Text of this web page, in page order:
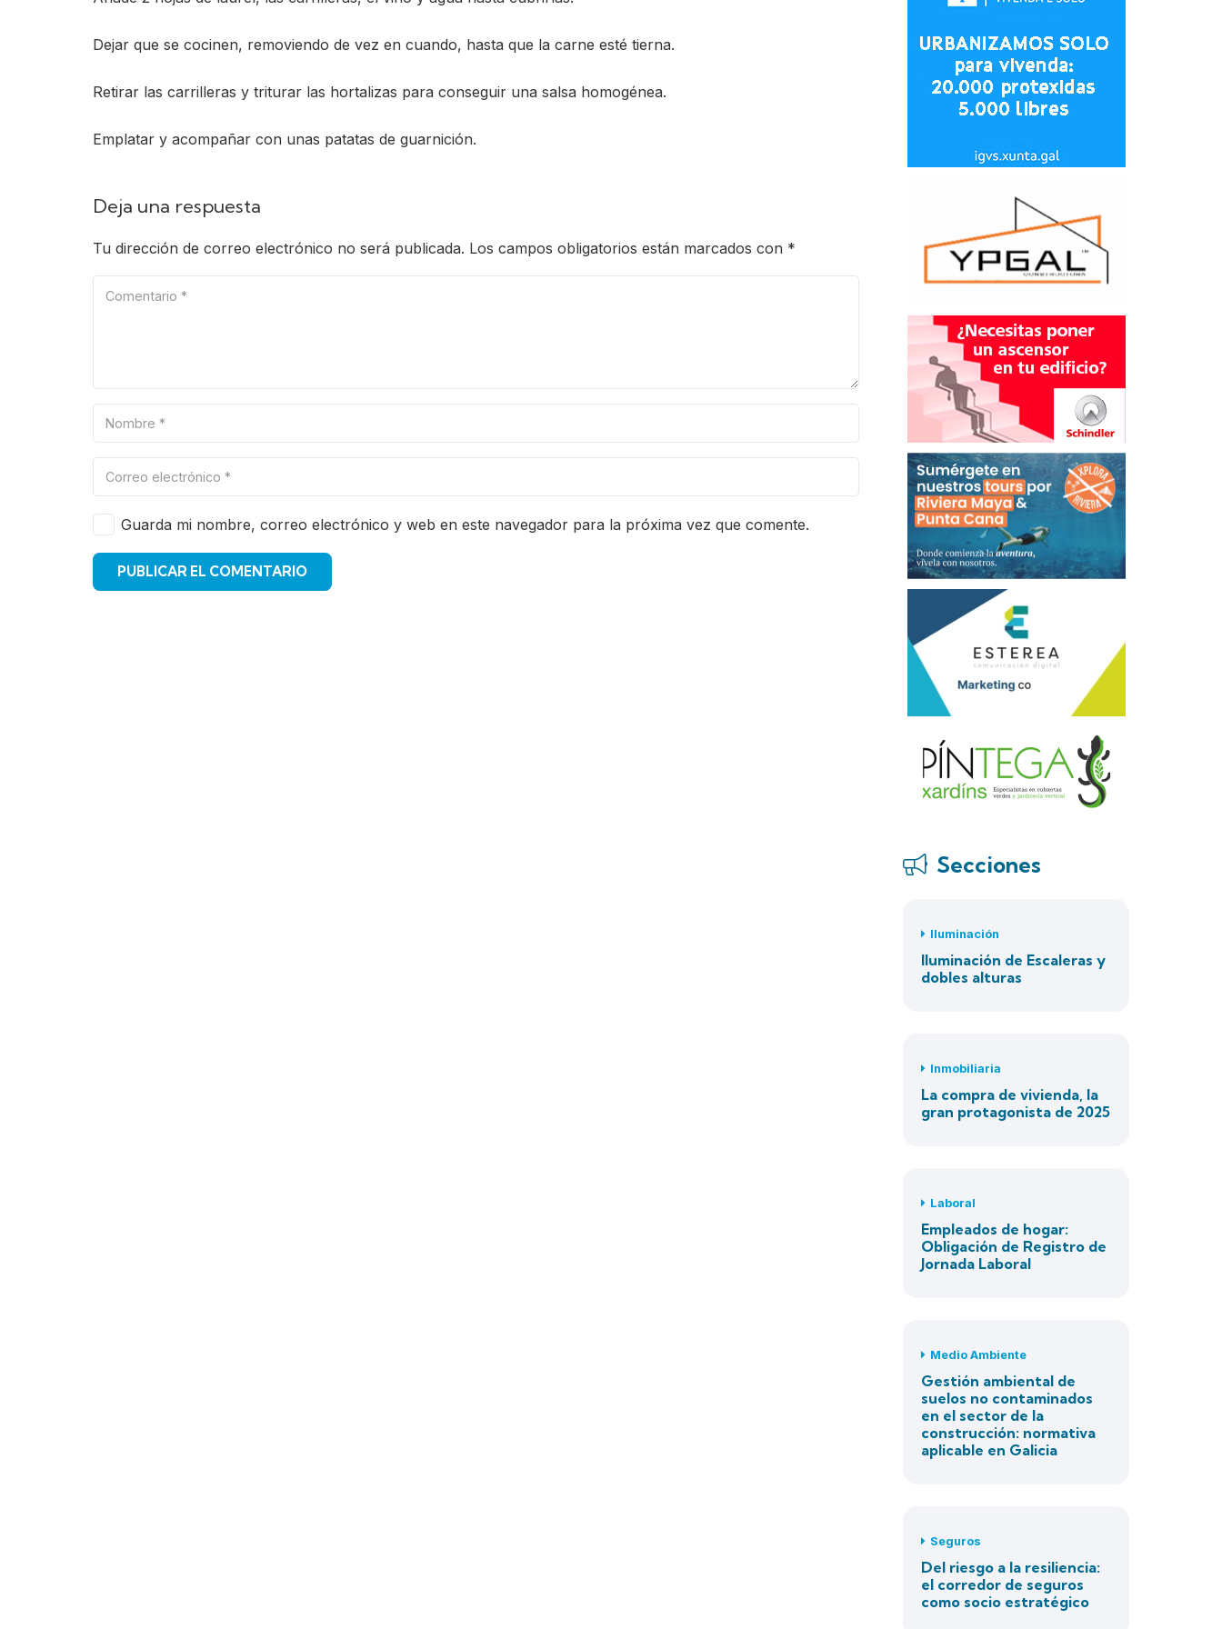
Dejar que se cocinen, removiendo de vez en cuando, hasta que la carne esté tierna.
Retirar las carrilleras y triturar las hortalizas para conseguir una salsa homogénea.
Emplatar y acompañar con unas patatas de guarnición.
Deja una respuesta
Tu dirección de correo electrónico no será publicada. Los campos obligatorios están marcados con *
Guarda mi nombre, correo electrónico y web en este navegador para la próxima vez que comente.
PUBLICAR EL COMENTARIO
Secciones
Iluminación
Iluminación de Escaleras y
dobles alturas
Inmobiliaria
La compra de vivienda, la
gran protagonista de 2025
Laboral
Empleados de hogar:
Obligación de Registro de
Jornada Laboral
Medio Ambiente
Gestión ambiental de
suelos no contaminados
en el sector de la
construcción: normativa
aplicable en Galicia
Seguros
Del riesgo a la resiliencia:
el corredor de seguros
como socio estratégico